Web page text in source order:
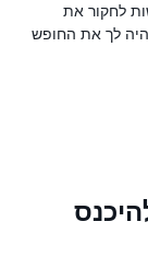
לחקור את
לך את החופש